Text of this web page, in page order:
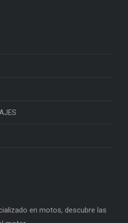
en motos, descubre las